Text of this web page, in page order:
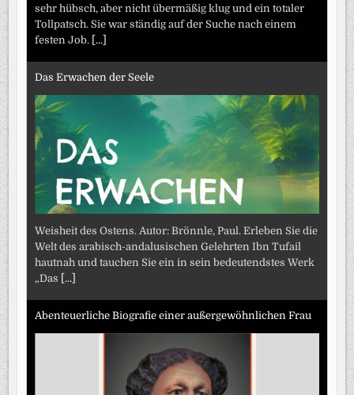
sehr hübsch, aber nicht übermäßig klug und ein totaler
Tollpatsch. Sie war ständig auf der Suche nach einem
festen Job. [...]
Das Erwachen der Seele
Weisheit des Ostens. Autor: Brönnle, Paul. Erleben Sie die
Welt des arabisch-andalusischen Gelehrten Ibn Tufail
hautnah und tauchen Sie ein in sein bedeutendstes Werk
„Das [...]
Abenteuerliche Biografie einer außergewöhnlichen Frau